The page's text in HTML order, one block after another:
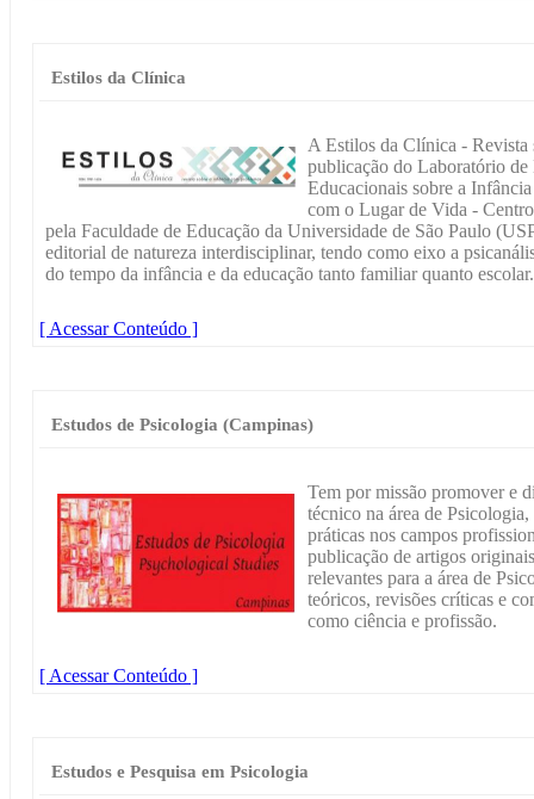
Estilos da Clínica
A Estilos da Clínica - Revista
publicação do Laboratório de
Educacionais sobre a
com o Lugar de Vida -
pela Faculdade de Educação da Universidade de São Paulo
editorial de natureza interdisciplinar, tendo como eixo a
do tempo da infância e da educação tanto familiar quanto escolar.
[ Acessar Conteúdo ]
Estudos de Psicologia (Campinas)
Tem por missão promover e
técnico na área de
práticas nos campos
publicação de artigos
relevantes para a área de
teóricos, revisões críticas e
como ciência e profissão.
[ Acessar Conteúdo ]
Estudos e Pesquisa em Psicologia